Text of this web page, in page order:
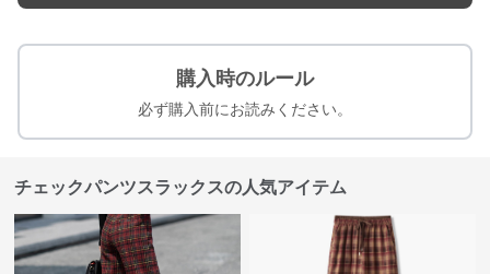
購入時のルール
必ず購入前にお読みください。
チェックパンツスラックスの人気アイテム